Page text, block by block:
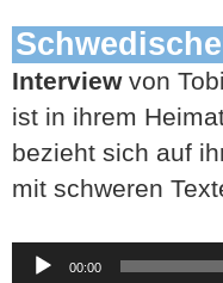
Interviewvon
ist in ihrem
bezieht sich auf
mit schweren
Audio-
Player
00:00